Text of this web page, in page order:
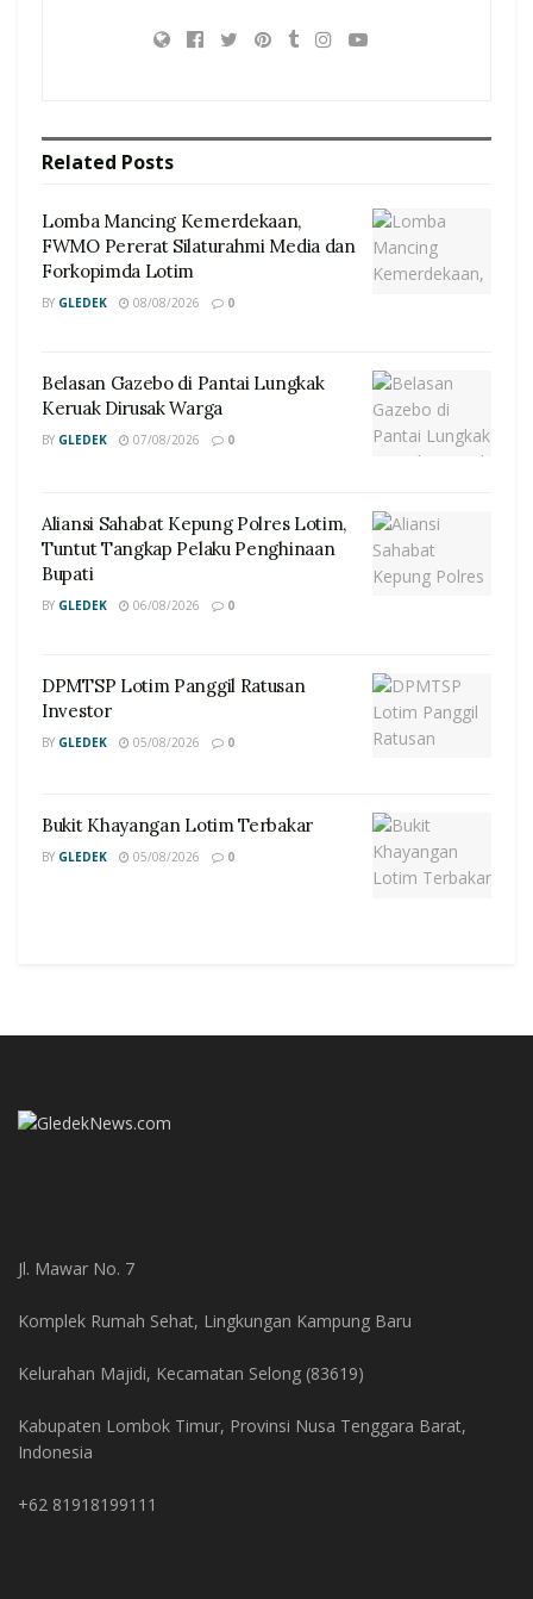
Related Posts
Lomba Mancing Kemerdekaan,
FWMO Pererat Silaturahmi Media dan
Forkopimda Lotim
BY GLEDEK 08/08/2026 0
Belasan Gazebo di Pantai Lungkak
Keruak Dirusak Warga
BY GLEDEK 07/08/2026 0
Aliansi Sahabat Kepung Polres Lotim,
Tuntut Tangkap Pelaku Penghinaan
Bupati
BY GLEDEK 06/08/2026 0
DPMTSP Lotim Panggil Ratusan
Investor
BY GLEDEK 05/08/2026 0
Bukit Khayangan Lotim Terbakar
BY GLEDEK 05/08/2026 0
Jl. Mawar No. 7
Komplek Rumah Sehat, Lingkungan Kampung Baru
Kelurahan Majidi, Kecamatan Selong (83619)
Kabupaten Lombok Timur, Provinsi Nusa Tenggara Barat,
Indonesia
+62 81918199111